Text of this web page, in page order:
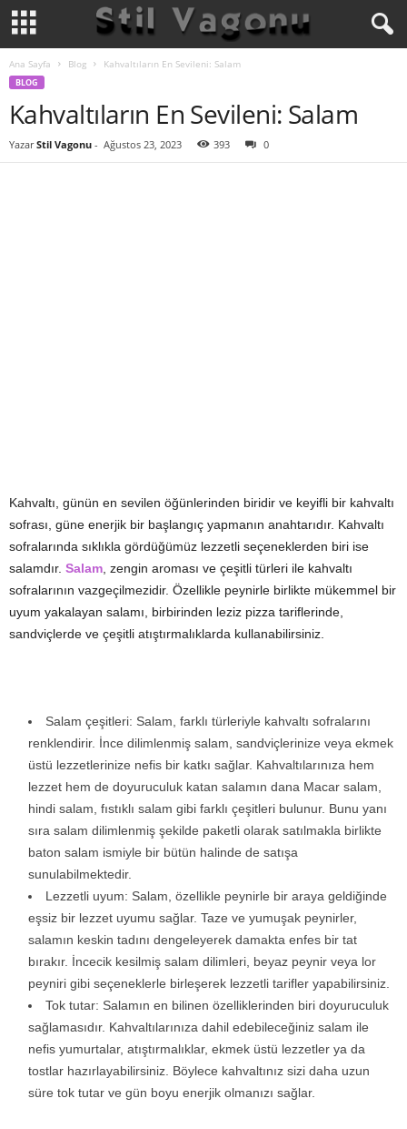
Ana Sayfa Blog Kahvaltıların En Sevileni: Salam
BLOG
Kahvaltıların En Sevileni: Salam
Yazar Stil Vagonu - Ağustos 23, 2023 393 0
Kahvaltı, günün en sevilen öğünlerinden biridir ve keyifli bir kahvaltı
sofrası, güne enerjik bir başlangıç yapmanın anahtarıdır. Kahvaltı
sofralarında sıklıkla gördüğümüz lezzetli seçeneklerden biri ise
salamdır. Salam , zengin aroması ve çeşitli türleri ile kahvaltı
sofralarının vazgeçilmezidir. Özellikle peynirle birlikte mükemmel bir
uyum yakalayan salamı, birbirinden leziz pizza tariflerinde,
sandviçlerde ve çeşitli atıştırmalıklarda kullanabilirsiniz.
Salam çeşitleri: Salam, farklı türleriyle kahvaltı sofralarını
renklendirir. İnce dilimlenmiş salam, sandviçlerinize veya ekmek
üstü lezzetlerinize nefis bir katkı sağlar. Kahvaltılarınıza hem
lezzet hem de doyuruculuk katan salamın dana Macar salam,
hindi salam, fıstıklı salam gibi farklı çeşitleri bulunur. Bunu yanı
sıra salam dilimlenmiş şekilde paketli olarak satılmakla birlikte
baton salam ismiyle bir bütün halinde de satışa
sunulabilmektedir.
Lezzetli uyum: Salam, özellikle peynirle bir araya geldiğinde
eşsiz bir lezzet uyumu sağlar. Taze ve yumuşak peynirler,
salamın keskin tadını dengeleyerek damakta enfes bir tat
bırakır. İncecik kesilmiş salam dilimleri, beyaz peynir veya lor
peyniri gibi seçeneklerle birleşerek lezzetli tarifler yapabilirsiniz.
Tok tutar: Salamın en bilinen özelliklerinden biri doyuruculuk
sağlamasıdır. Kahvaltılarınıza dahil edebileceğiniz salam ile
nefis yumurtalar, atıştırmalıklar, ekmek üstü lezzetler ya da
tostlar hazırlayabilirsiniz. Böylece kahvaltınız sizi daha uzun
süre tok tutar ve gün boyu enerjik olmanızı sağlar.